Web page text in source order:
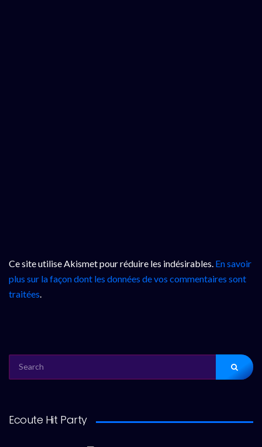
Ce site utilise Akismet pour réduire les indésirables. En savoir
plus sur la façon dont les données de vos commentaires sont
traitées.
FOR:
Ecoute Hit Party